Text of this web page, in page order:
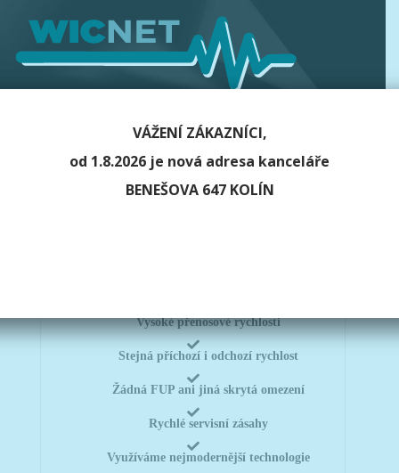
Vysoké přenosové rychlosti
Stejná příchozí i odchozí rychlost
Žádná FUP ani jiná skrytá omezení
Rychlé servisní zásahy
Využíváme nejmodernější technologie
VÁŽENÍ ZÁKAZNÍCI,
od 1.8.2026 je nová adresa kanceláře
BENEŠOVA 647 KOLÍN